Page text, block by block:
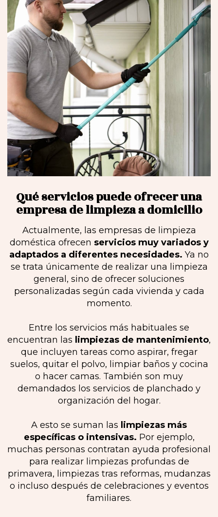
Qué servicios puede ofrecer una
empresa de limpieza a domicilio
Actualmente, las empresas de limpieza
doméstica ofrecen servicios muy variados y
adaptados a diferentes necesidades. Ya no
se trata únicamente de realizar una limpieza
general, sino de ofrecer soluciones
personalizadas según cada vivienda y cada
momento.
Entre los servicios más habituales se
encuentran las limpiezas de mantenimiento,
que incluyen tareas como aspirar, fregar
suelos, quitar el polvo, limpiar baños y cocina
o hacer camas. También son muy
demandados los servicios de planchado y
organización del hogar.
A esto se suman las limpiezas más
específicas o intensivas. Por ejemplo,
muchas personas contratan ayuda profesional
para realizar limpiezas profundas de
primavera, limpiezas tras reformas, mudanzas
o incluso después de celebraciones y eventos
familiares.